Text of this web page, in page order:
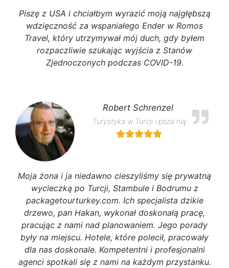
Piszę z USA i chciałbym wyrazić moją najgłębszą
wdzięczność za wspaniałego Ender w Romos
Travel, który utrzymywał mój duch, gdy byłem
rozpaczliwie szukając wyjścia z Stanów
Zjednoczonych podczas COVID-19.
Robert Schrenzel
Turystyka w Turcji i poza nią
Moja żona i ja niedawno cieszyliśmy się prywatną
wycieczką po Turcji, Stambule i Bodrumu z
packagetourturkey.com. Ich specjalista dzikie
drzewo, pan Hakan, wykonał doskonałą pracę,
pracując z nami nad planowaniem. Jego porady
były na miejscu. Hotele, które polecił, pracowały
dla nas doskonale. Kompetentni i profesjonalni
agenci spotkali się z nami na każdym przystanku.